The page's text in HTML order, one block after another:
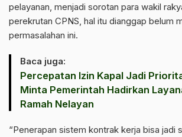
pelayanan, menjadi sorotan para wakil
perekrutan CPNS, hal itu dianggap belum
permasalahan ini.
Baca juga:
Percepatan Izin Kapal Jadi
Minta Pemerintah Hadirkan
Ramah Nelayan
“Penerapan sistem kontrak kerja bisa jadi